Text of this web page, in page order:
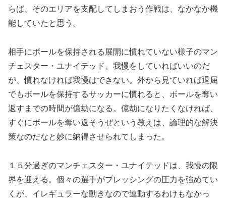
らば、そのエリアを支配してしまおう作戦は、なかなか機
能していたと思う。
相手にボールを保持される展開に慣れていない様子のマン
チェスター・ユナイテッド。我慢をしていればいいのだ
が、慣れなければ我慢はできない。外から見ていれば退屈
でもボールを保持するサッカーに慣れると、ボールを奪い
返すまでの時間が億劫になる。億劫になりたくなければ、
すぐにボールを奪い返そうぜという教えは、論理的な解決
策なのだなと妙に納得させられてしまった。
１５分過ぎのマンチェスター・ユナイテッドは、我慢の限
界を迎える。個々の選手がプレッシングの圧力を強めてい
くが、イレギュラーな動きなので連動するわけもなかっ